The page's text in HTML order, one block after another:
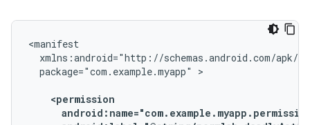
package="com.example.myapp"